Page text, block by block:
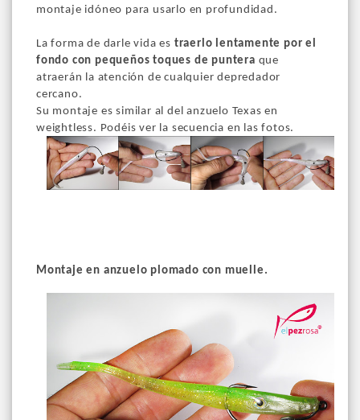
montaje idóneo para usarlo en profundidad.
La forma de darle vida es traerlo lentamente por el
fondo con pequeños toques de puntera que
atraerán la atención de cualquier depredador
cercano.
Su montaje es similar al del anzuelo Texas en
weightless. Podéis ver la secuencia en las fotos.
Montaje en anzuelo plomado con muelle.